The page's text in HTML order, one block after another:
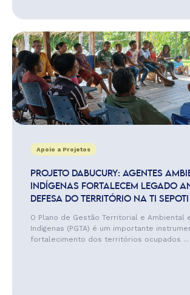
Apoio a Projetos
PROJETO DABUCURY: AGENTES
INDÍGENAS FORTALECEM LEGADO
DEFESA DO TERRITÓRIO NA TI
O Plano de Gestão Territorial e Ambiental
Indígenas (PGTA) é um importante
fortalecimento dos territórios ocupados ...